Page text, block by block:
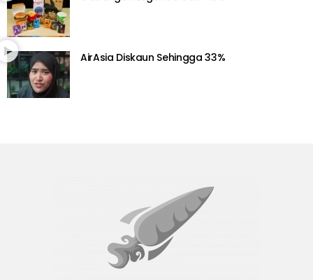
AirAsia Diskaun Sehingga 33%